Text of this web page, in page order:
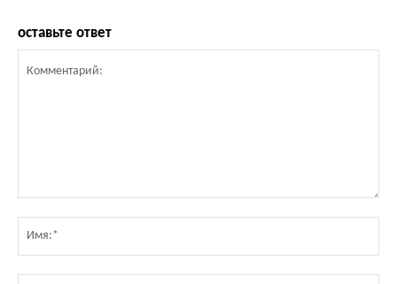
оставьте ответ